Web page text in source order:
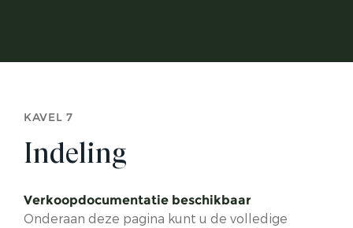
KAVEL 7
Indeling
Verkoopdocumentatie beschikbaar
Onderaan deze pagina kunt u de volledige